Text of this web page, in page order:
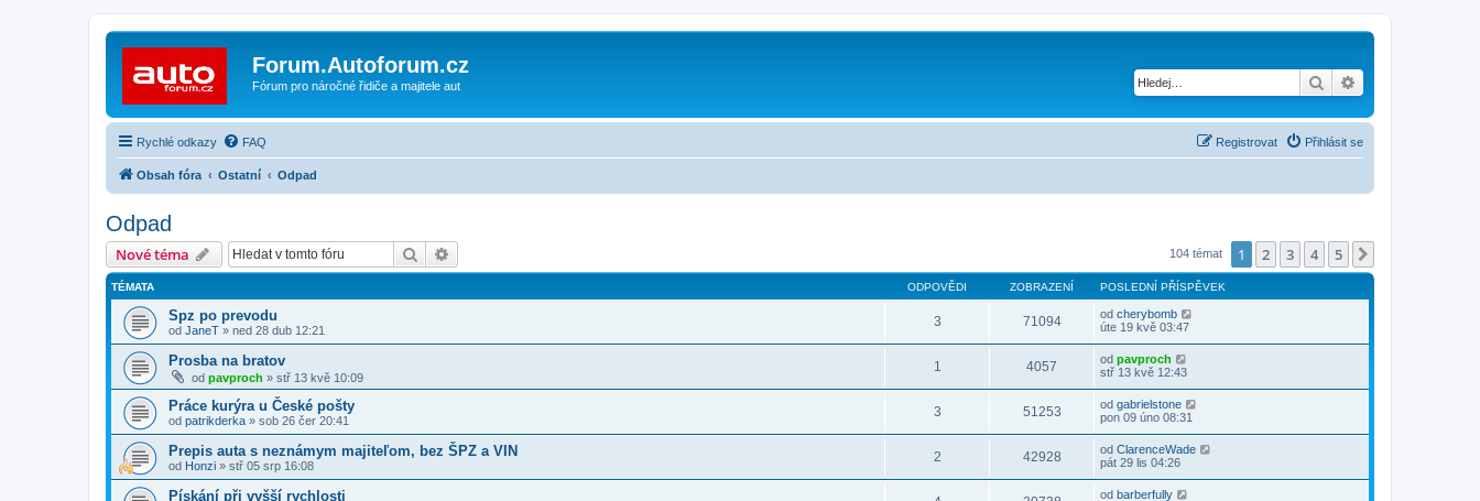
Forum.Autoforum.cz
Fórum pro náročné řidiče a majitele aut Hledat
Rychlé odkazy FAQ Přihlásit se
Registrovat
Obsah fóra Ostatní Odpad
Odpad
Nové téma Hledat 104 témat 1 2 3 4 5
TÉMATA ODPOVĚDI ZOBRAZENÍ POSLEDNÍ PŘÍSPĚVEK
Spz po prevodu
od JaneT » ned 28 dub 12:21
3 71094 od cherybomb
úte 19 kvě 03:47
Prosba na bratov
od pavproch » stř 13 kvě 10:09
1 4057 od pavproch
stř 13 kvě 12:43
Práce kurýra u České pošty
od patrikderka » sob 26 čer 20:41
3 51253 od gabrielstone
pon 09 úno 08:31
Prepis auta s neznámym majiteľom, bez ŠPZ a VIN
od Honzi » stř 05 srp 16:08
2 42928 od ClarenceWade
pát 29 lis 04:26
Pískání při vyšší rychlosti od barberfully